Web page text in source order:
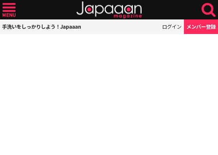
手洗いをしっかりしよう！Japaaan ログイン メンバー登録